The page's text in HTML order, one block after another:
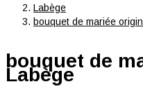
Labège
bouquet de mariée
bouquet de
Labège